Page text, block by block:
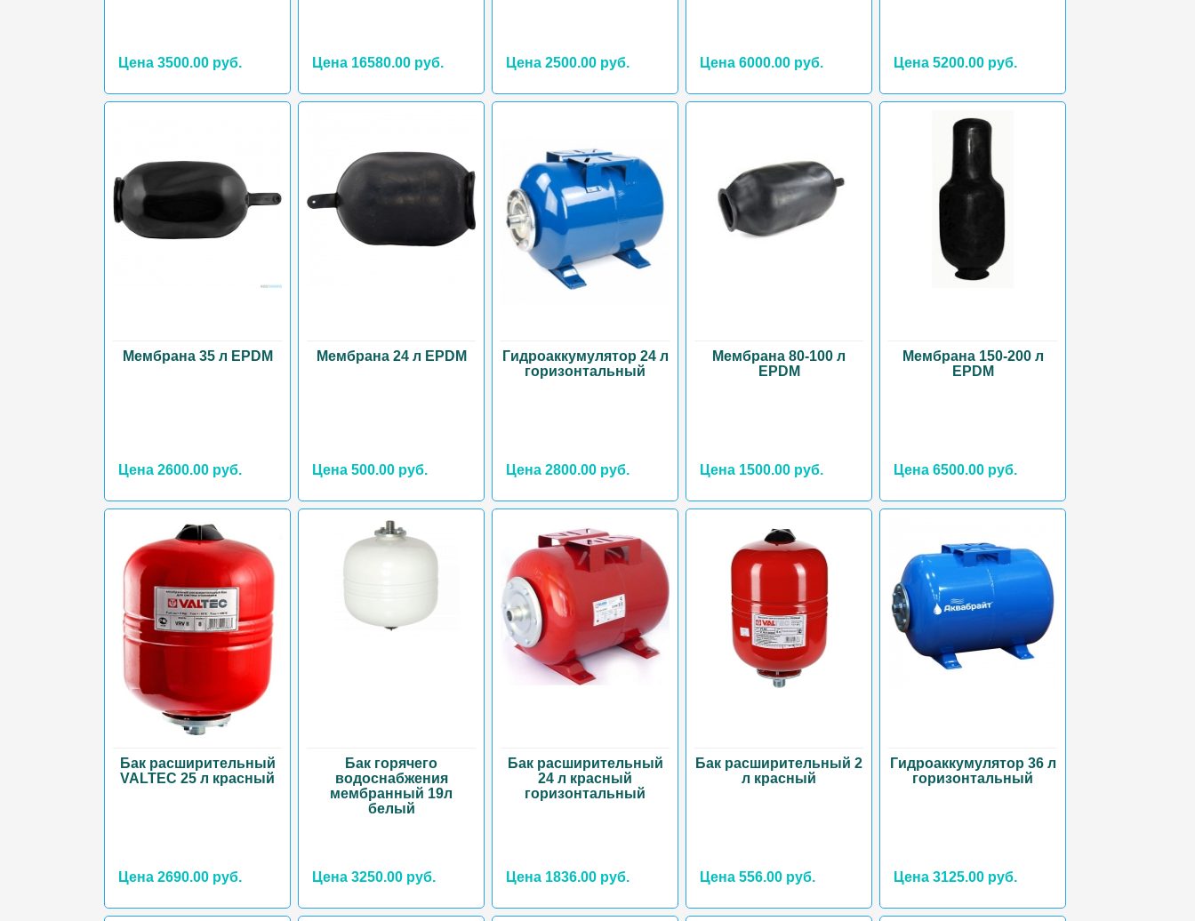
Цена 3500.00 руб. Цена 16580.00 руб. Цена 2500.00 руб. Цена 6000.00 руб. Цена 5200.00 руб.
Мембрана 35 л EPDM
Цена 2600.00 руб.
Мембрана 24 л EPDM
Цена 500.00 руб.
Гидроаккумулятор 24 л
горизонтальный
Цена 2800.00 руб.
Мембрана 80-100 л
EPDM
Цена 1500.00 руб.
Мембрана 150-200 л
EPDM
Цена 6500.00 руб.
Бак расширительный
VALTEC 25 л красный
Цена 2690.00 руб.
Бак горячего
водоснабжения
мембранный 19л
белый
Цена 3250.00 руб.
Бак расширительный
24 л красный
горизонтальный
Цена 1836.00 руб.
Бак расширительный 2
л красный
Цена 556.00 руб.
Гидроаккумулятор 36 л
горизонтальный
Цена 3125.00 руб.